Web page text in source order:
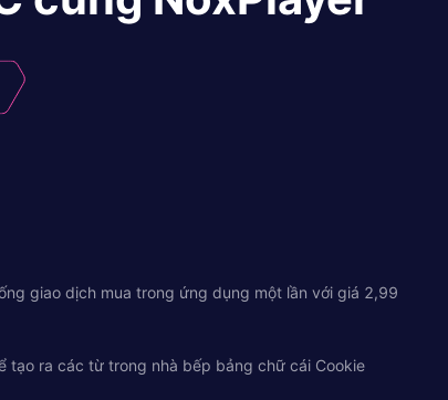
giao dịch mua trong ứng dụng một lần với giá 2,99
ra các từ trong nhà bếp bảng chữ cái Cookie